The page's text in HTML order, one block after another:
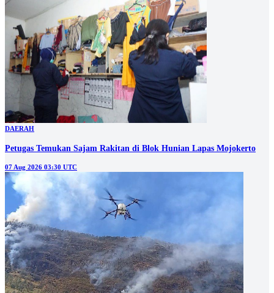
DAERAH
Petugas Temukan Sajam Rakitan di Blok Hunian Lapas Mojokerto
07 Aug 2026 03:30 UTC